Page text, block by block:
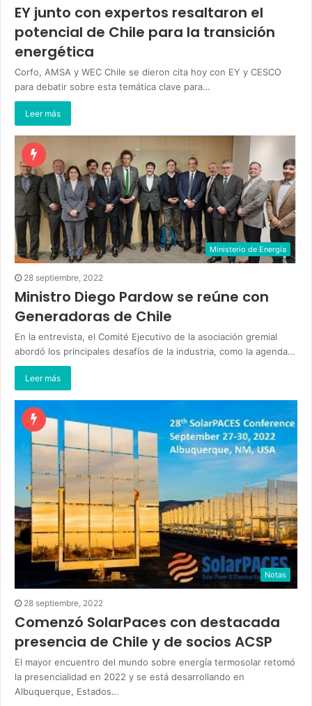
EY junto con expertos resaltaron el
potencial de Chile para la transición
energética
Corfo, AMSA y WEC Chile se dieron cita hoy con EY y CESCO
para debatir sobre esta temática clave para…
Leer más
Ministerio de Energía
28 septiembre, 2022
Ministro Diego Pardow se reúne con
Generadoras de Chile
En la entrevista, el Comité Ejecutivo de la asociación gremial
abordó los principales desafíos de la industria, como la agenda…
Leer más
Notas
28 septiembre, 2022
Comenzó SolarPaces con destacada
presencia de Chile y de socios ACSP
El mayor encuentro del mundo sobre energía termosolar retomó
la presencialidad en 2022 y se está desarrollando en
Albuquerque, Estados…